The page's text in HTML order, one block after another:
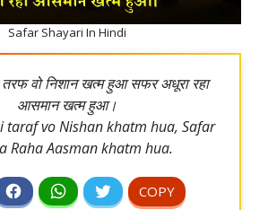
Safar Shayari In Hindi
वो निशान खत्म हुआ सफर अधूरा रहा
आसमान खत्म हुआ।
taraf vo Nishan khatm hua, Safar
Raha Aasman khatm hua.